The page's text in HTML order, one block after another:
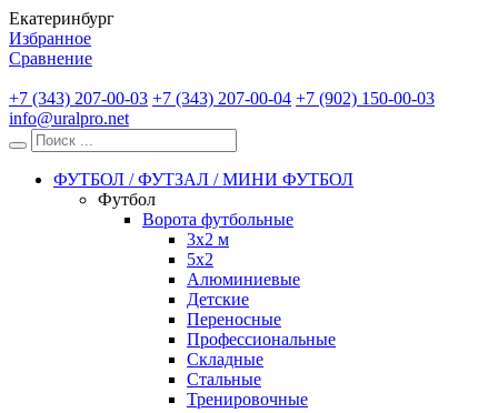
Екатеринбург
Избранное
Сравнение
+7 (343) 207-00-03 +7 (343) 207-00-04 +7 (902) 150-00-03
info@uralpro.net
ФУТБОЛ / ФУТЗАЛ / МИНИ ФУТБОЛ
Футбол
Ворота футбольные
3х2 м
5х2
Алюминиевые
Детские
Переносные
Профессиональные
Складные
Стальные
Тренировочные